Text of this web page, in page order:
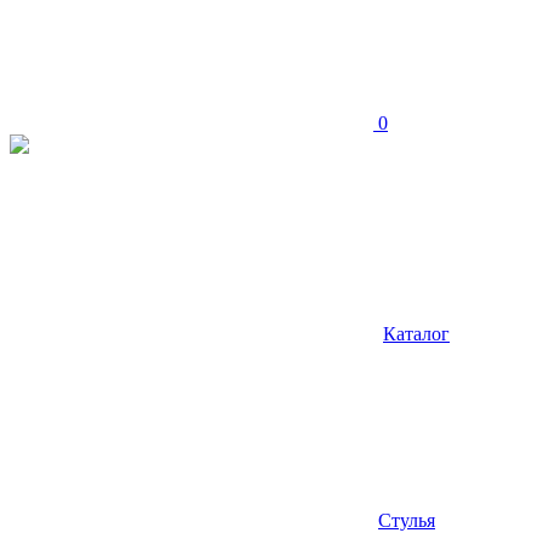
0
Каталог
Стулья